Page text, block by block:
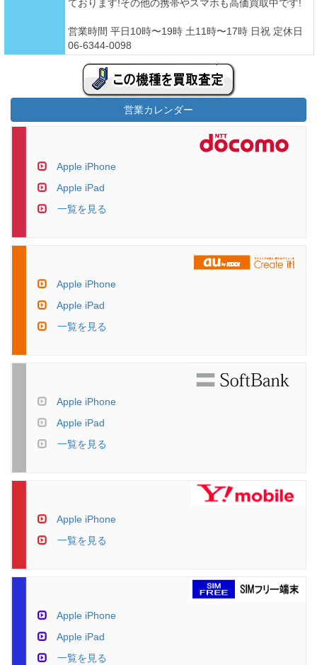
ております!その他の携帯やスマホも高価買取中です!
営業時間 平日10時〜19時 土11時〜17時 日祝 定休日
06-6344-0098
営業カレンダー
Apple iPhone
Apple iPad
一覧を見る
Apple iPhone
Apple iPad
一覧を見る
Apple iPhone
Apple iPad
一覧を見る
Apple iPhone
一覧を見る
Apple iPhone
Apple iPad
一覧を見る